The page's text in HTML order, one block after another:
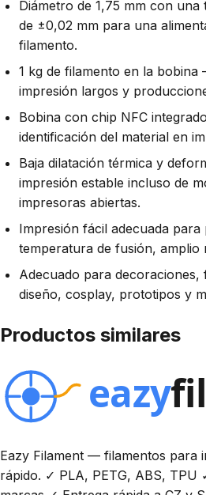
Diámetro de 1,75 mm con
de ±0,02 mm para una
filamento.
1 kg de filamento en la bobina
impresión largos y
Bobina con chip NFC
identificación del material en
Baja dilatación térmica y
impresión estable incluso de
impresoras abiertas.
Impresión fácil adecuada para
temperatura de fusión, amplio
Adecuado para decoraciones,
diseño, cosplay, prototipos y
Productos similares
Eazy Filament — filamentos para
rápido. ✓ PLA, PETG, ABS, TPU